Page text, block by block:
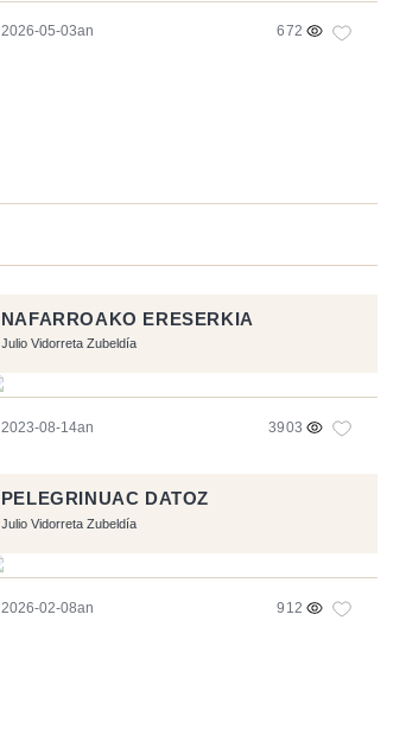
2026-05-03an 672
NAFARROAKO ERESERKIA
Julio Vidorreta Zubeldía
2023-08-14an 3903
PELEGRINUAC DATOZ
Julio Vidorreta Zubeldía
2026-02-08an 912